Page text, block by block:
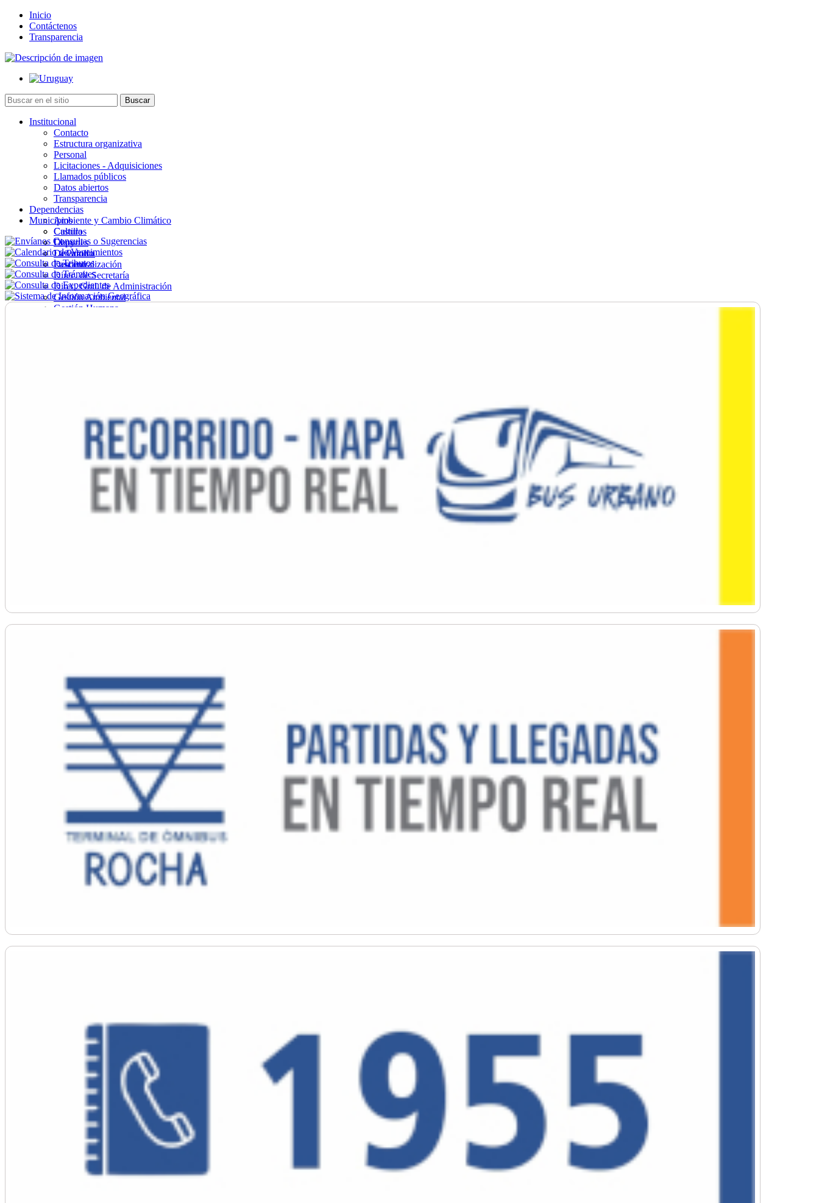
Inicio
Contáctenos
Transparencia
Institucional
Contacto
Estructura organizativa
Personal
Licitaciones - Adquisiciones
Llamados públicos
Datos abiertos
Transparencia
Dependencias
Ambiente y Cambio Climático
Cultura
Deportes
Desarrollo
Descentralización
Direc. de Secretaría
Direc. Gral. de Administración
Gestión Ambiental
Gestión Humana
Municipios
Castillos
Chuy
La Paloma
Lascano